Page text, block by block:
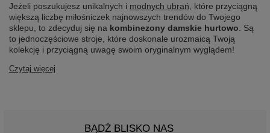
Jeżeli poszukujesz unikalnych i modnych ubrań , które przyciągną
większą liczbę miłośniczek najnowszych trendów do Twojego
sklepu, to zdecyduj się na kombinezony damskie hurtowo . Są
to jednoczęściowe stroje, które doskonale urozmaicą Twoją
kolekcję i przyciągną uwagę swoim oryginalnym wyglądem!
Czytaj więcej
BĄDŹ BLISKO NAS